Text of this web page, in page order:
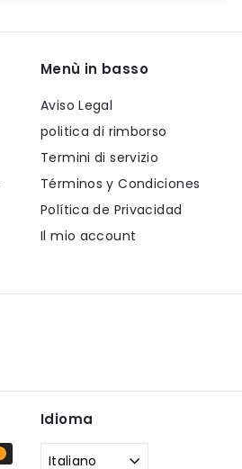
Menù in basso
Aviso Legal
politica di rimborso
Termini di servizio
Términos y Condiciones
Política de Privacidad
Il mio account
Idioma
Italiano